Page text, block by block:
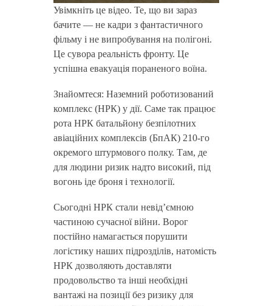
Увімкніть це відео. Те, що ви зараз
бачите — не кадри з фантастичного
фільму і не випробування на полігоні.
Це сувора реальність фронту. Це
успішна евакуація пораненого воїна.
Знайомтеся: Наземний роботизований
комплекс (НРК) у дії. Саме так працює
рота НРК батальйону безпілотних
авіаційних комплексів (БпАК) 210-го
окремого штурмового полку. Там, де
для людини ризик надто високий, під
вогонь іде броня і технології.
Сьогодні НРК стали невід’ємною
частиною сучасної війни. Ворог
постійно намагається порушити
логістику наших підрозділів, натомість
НРК дозволяють доставляти
продовольство та інші необхідні
вантажі на позиції без ризику для